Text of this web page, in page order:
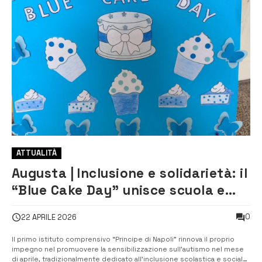
ATTUALITÀ
Augusta | Inclusione e solidarietà: il
“Blue Cake Day” unisce scuola e
22 APRILE 2026 0
Il primo istituto comprensivo “Principe di Napoli” rinnova il proprio
impegno nel promuovere la sensibilizzazione sull’autismo nel mese
di aprile, tradizionalmente dedicato all’inclusione scolastica e sociale.